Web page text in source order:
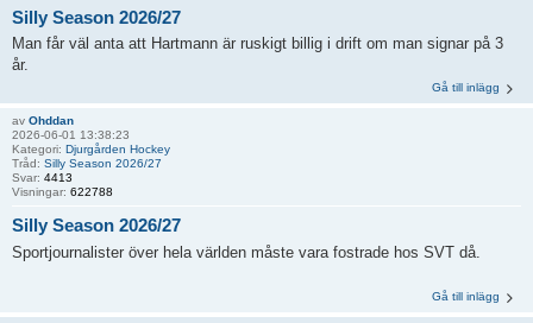
Silly Season 2026/27
Man får väl anta att Hartmann är ruskigt billig i drift om man signar på 3
år.
Gå till inlägg
av Ohddan
2026-06-01 13:38:23
Kategori: Djurgården Hockey
Tråd: Silly Season 2026/27
Svar: 4413
Visningar: 622788
Silly Season 2026/27
Sportjournalister över hela världen måste vara fostrade hos SVT då.
Gå till inlägg